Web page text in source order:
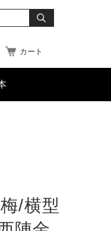
カート
/横型